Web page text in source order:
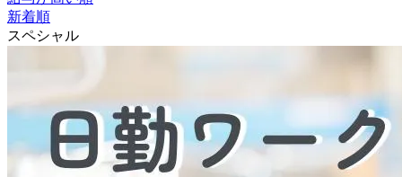
新着順
スペシャル